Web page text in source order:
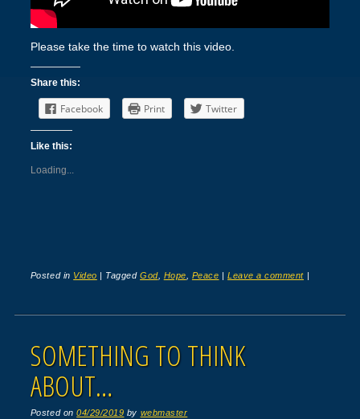
Please take the time to watch this video.
Share this:
Facebook Print Twitter
Like this:
Loading...
Posted in Video | TaggedGod, Hope Peace |Leave a comment |
SOMETHING TO THINK
ABOUT…
Posted on04/29/2019 by webmaster